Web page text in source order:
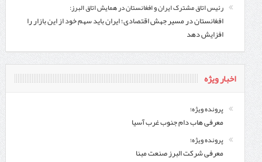
رئیس اتاق مشترک ایران و افغانستان در همایش اتاق البرز:
افغانستان در مسیر جهش اقتصادی؛ ایران باید سهم خود از این بازار را
افزایش دهد
اخبار ویژه
پرونده ویژه؛
معرفی هاب دام جنوب غرب آسیا
پرونده ویژه؛
معرفی شركت البرز صنعت مبنا